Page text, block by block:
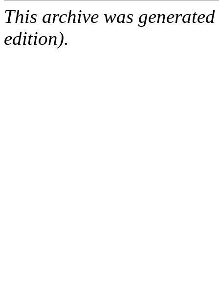
This archive was
edition).